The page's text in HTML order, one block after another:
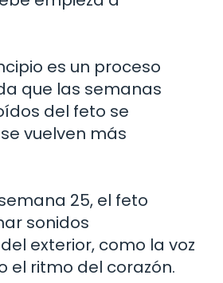
es un proceso
que las semanas
del feto se
vuelven más
25, el feto
sonidos
exterior, como la voz
el ritmo del corazón.